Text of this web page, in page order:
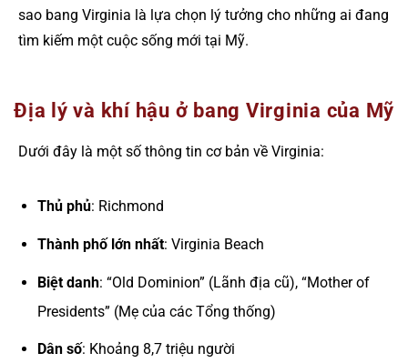
sao bang Virginia là lựa chọn lý tưởng cho những ai đang
tìm kiếm một cuộc sống mới tại Mỹ.
Địa lý và khí hậu ở bang Virginia của Mỹ
Dưới đây là một số thông tin cơ bản về Virginia:
Thủ phủ: Richmond
Thành phố lớn nhất: Virginia Beach
Biệt danh: “Old Dominion” (Lãnh địa cũ), “Mother of
Presidents” (Mẹ của các Tổng thống)
Dân số: Khoảng 8,7 triệu người